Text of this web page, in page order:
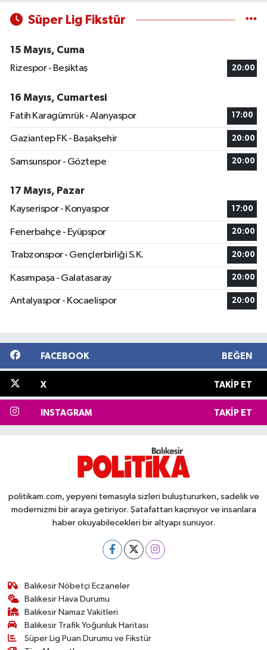
Süper Lig Fikstür
15 Mayıs, Cuma
Rizespor - Beşiktaş
20:00
16 Mayıs, Cumartesi
Fatih Karagümrük - Alanyaspor
17:00
Gaziantep FK - Başakşehir 20:00
Samsunspor - Göztepe 20:00
17 Mayıs, Pazar
Kayserispor - Konyaspor
17:00
Fenerbahçe - Eyüpspor 20:00
Trabzonspor - Gençlerbirliği S.K. 20:00
Kasımpaşa - Galatasaray 20:00
Antalyaspor - Kocaelispor 20:00
FACEBOOK BEĞEN
X TAKIP ET
INSTAGRAM TAKIP ET
politikam.com, yepyeni temasıyla sizleri buluştururken, sadelik ve
modernizmi bir araya getiriyor. Şatafattan kaçınıyor ve insanlara
haber okuyabilecekleri bir altyapı sunuyor.
Balıkesir Nöbetçi Eczaneler
Balıkesir Hava Durumu
Balıkesir Namaz Vakitleri
Balıkesir Trafik Yoğunluk Haritası
Süper Lig Puan Durumu ve Fikstür